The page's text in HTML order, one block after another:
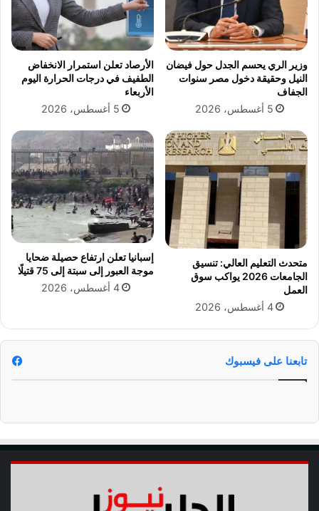
ا
ل
أ
و
ر
ا
ق
م
ط
ل
و
ة
و
ق
و
ا
ع
س
ج
ي
ل
ر
غ
ب
ي
و
ل
و
2
0
6
وزير الري يحسم الجدل حول فيضان
النيل وحقيقة دخول مصر سنوات
الجفاف
5 أغسطس، 2026
الأرصاد تعلن استمرار الانخفاض
الطفيف في درجات الحرارة اليوم
الأربعاء
5 أغسطس، 2026
متحدث التعليم العالي: تنسيق
الجامعات 2026 يواكب سوق
العمل
4 أغسطس، 2026
إسبانيا تعلن ارتفاع حصيلة ضحايا
موجة العبور إلى سبتة إلى 75 قتيلًا
4 أغسطس، 2026
تابعنا على فيسبوك